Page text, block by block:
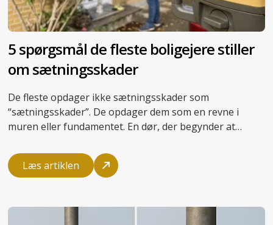
5 spørgsmål de fleste boligejere stiller
om sætningsskader
De fleste opdager ikke sætningsskader som
“sætningsskader”. De opdager dem som en revne i
muren eller fundamentet. En dør, der begynder at
den slags fund give mange bekymringer. I denne artikel
får du svarene, der kan ruste dig til at håndtere
Læs artiklen